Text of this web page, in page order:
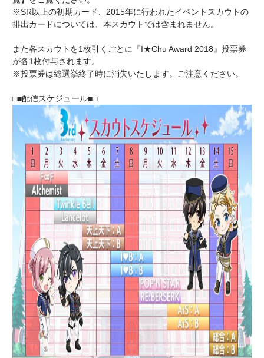
※SR以上の初期カード、2015年に行われたイベントスカウトの
排出カードについては、本スカウトでは含まれません。
また各スカウトを1枚引くごとに『I★Chu Award 2018』投票券
が各1枚付与されます。
※投票券は総選挙終了時に消失いたします。ご注意ください。
□■配信スケジュール■□